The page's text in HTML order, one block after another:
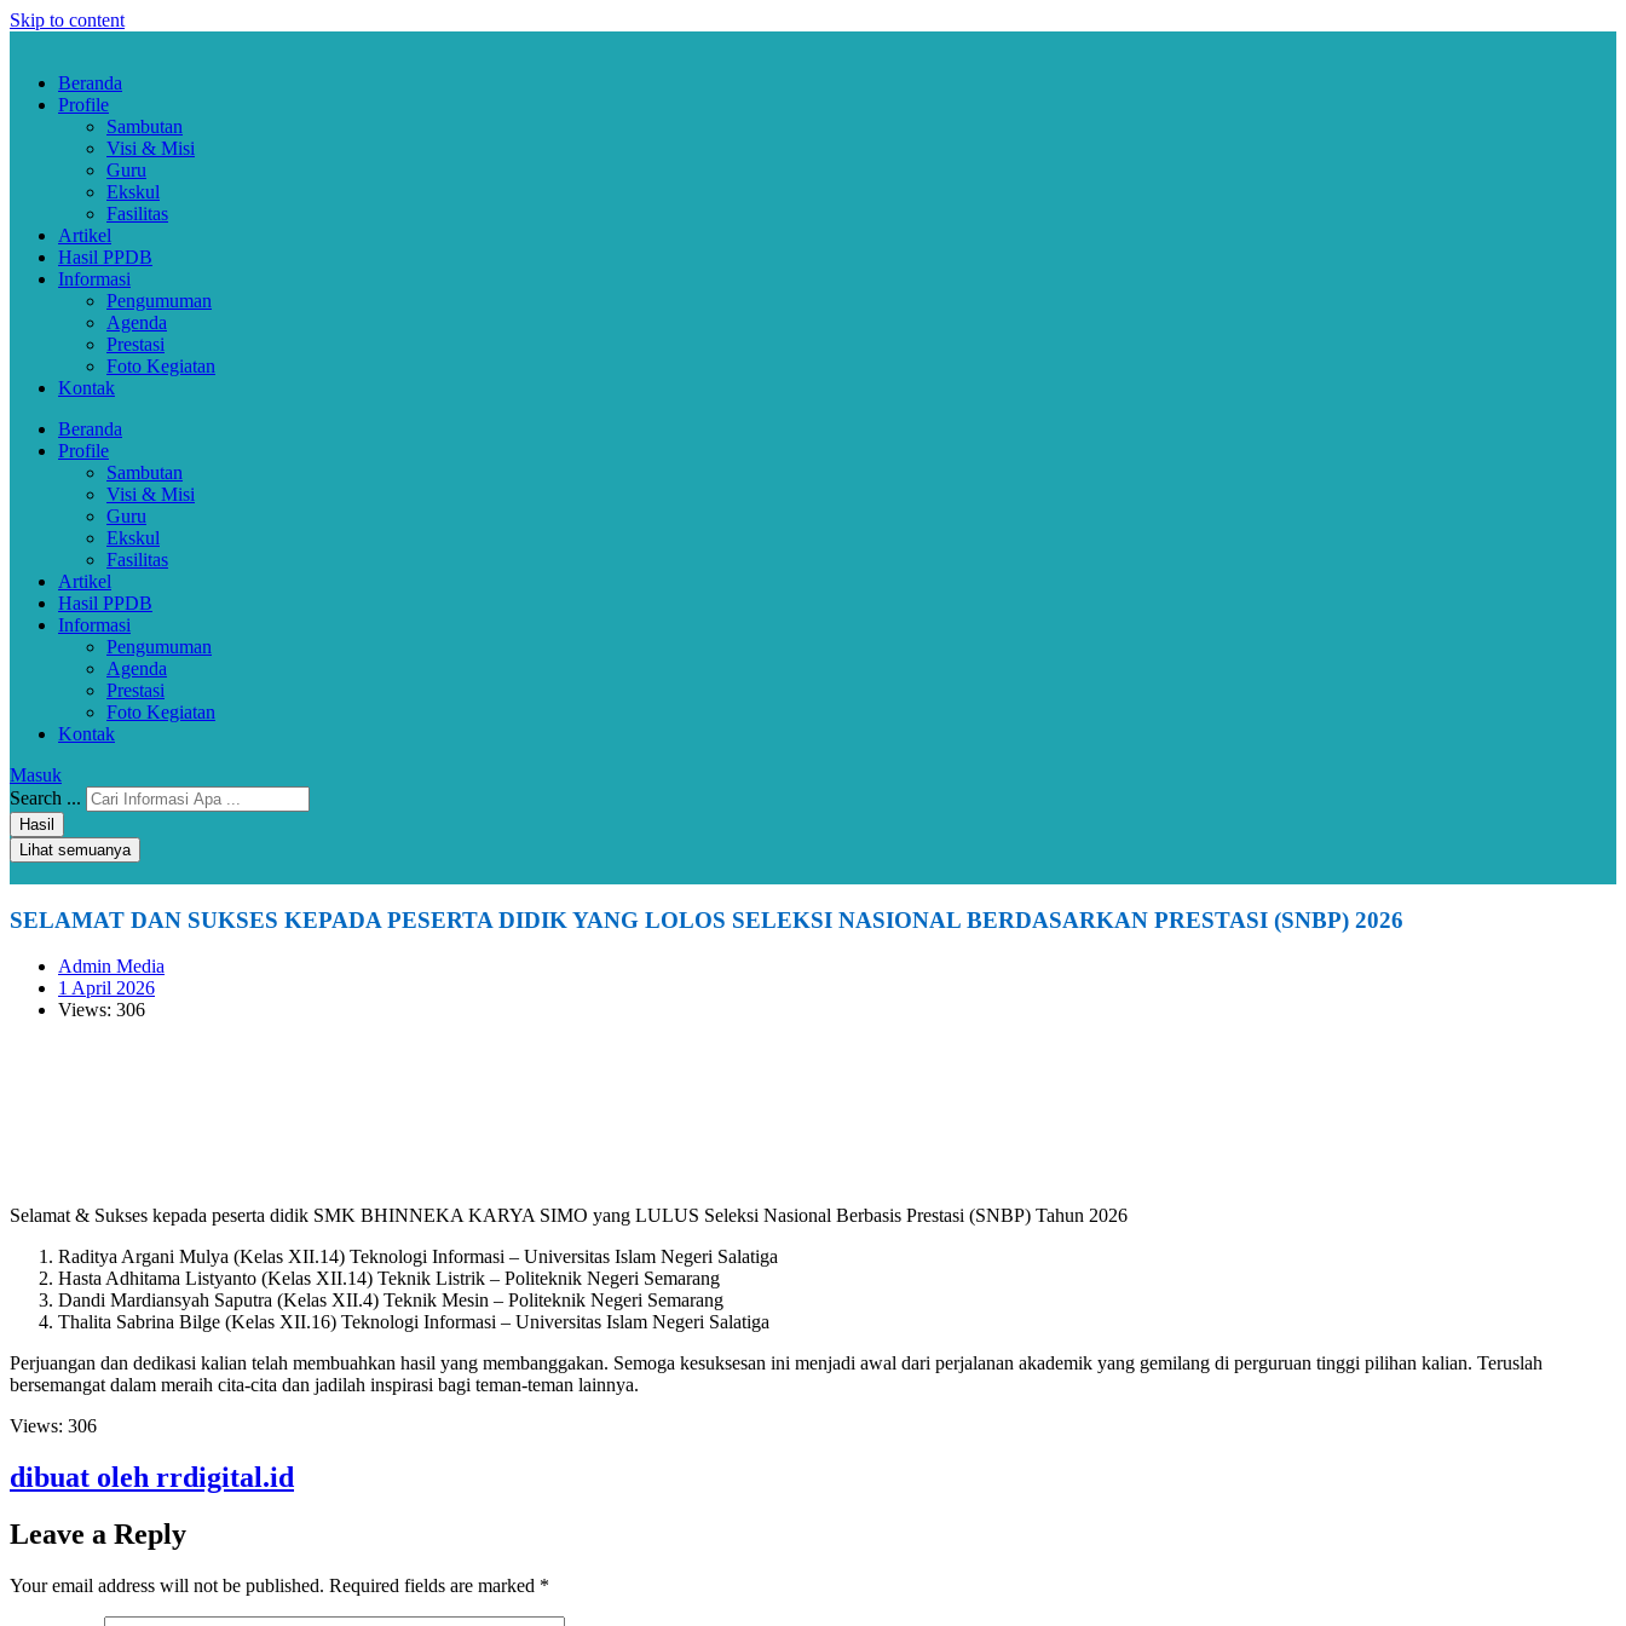
Skip to content
Beranda
Profile
Sambutan
Visi & Misi
Guru
Ekskul
Fasilitas
Artikel
Hasil PPDB
Informasi
Pengumuman
Agenda
Prestasi
Foto Kegiatan
Kontak
Beranda
Profile
Sambutan
Visi & Misi
Guru
Ekskul
Fasilitas
Artikel
Hasil PPDB
Informasi
Pengumuman
Agenda
Prestasi
Foto Kegiatan
Kontak
Masuk
Search ...
Hasil
Lihat semuanya
SELAMAT DAN SUKSES KEPADA PESERTA DIDIK YANG LOLOS SELEKSI NASIONAL BERDASARKAN PRESTASI (SNBP) 2026
Admin Media
1 April 2026
Views: 306
Selamat & Sukses kepada peserta didik SMK BHINNEKA KARYA SIMO yang LULUS Seleksi Nasional Berbasis Prestasi (SNBP) Tahun 2026
Raditya Argani Mulya (Kelas XII.14) Teknologi Informasi – Universitas Islam Negeri Salatiga
Hasta Adhitama Listyanto (Kelas XII.14) Teknik Listrik – Politeknik Negeri Semarang
Dandi Mardiansyah Saputra (Kelas XII.4) Teknik Mesin – Politeknik Negeri Semarang
Thalita Sabrina Bilge (Kelas XII.16) Teknologi Informasi – Universitas Islam Negeri Salatiga
Perjuangan dan dedikasi kalian telah membuahkan hasil yang membanggakan. Semoga kesuksesan ini menjadi awal dari perjalanan akademik yang gemilang di perguruan tinggi pilihan kalian. Teruslah
bersemangat dalam meraih cita-cita dan jadilah inspirasi bagi teman-teman lainnya.
Views: 306
dibuat oleh rrdigital.id
Leave a Reply
Your email address will not be published. Required fields are marked *